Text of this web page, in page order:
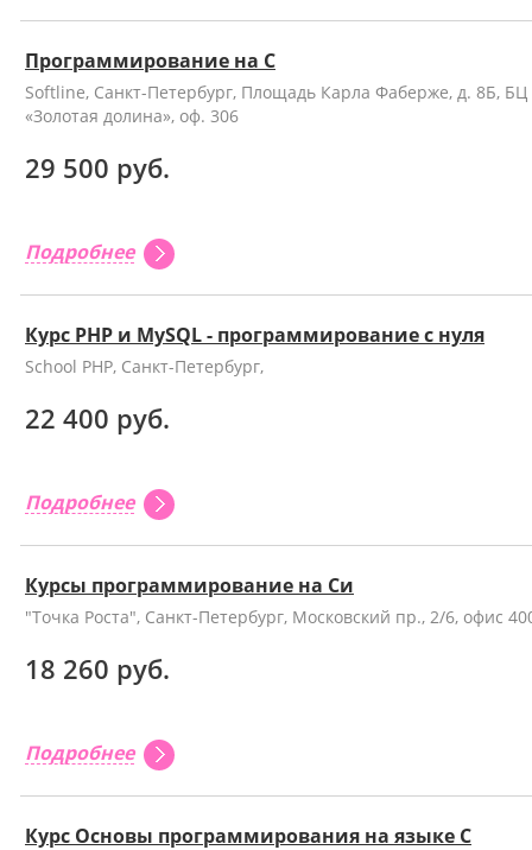
Программирование на С
Softline, Санкт-Петербург, Площадь Карла Фаберже, д. 8Б, БЦ
«Золотая долина», оф. 306
29 500 руб.
Подробнее
Курс PHP и MySQL - программирование с нуля
School PHP, Санкт-Петербург,
22 400 руб.
Подробнее
Курсы программирование на Cи
"Точка Роста", Санкт-Петербург, Московский пр., 2/6, офис
18 260 руб.
Подробнее
Курс Основы программирования на языке С